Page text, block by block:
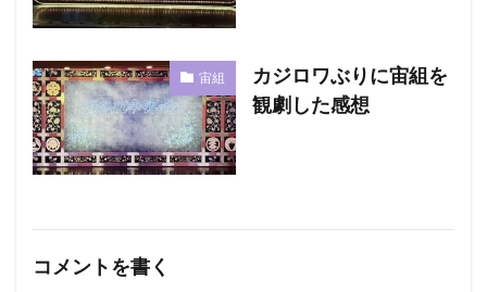
宙組
カジロワぶりに宙組を
観劇した感想
コメントを書く